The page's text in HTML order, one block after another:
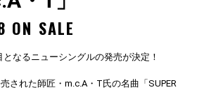
SALE
となるニューシングルの発売が決定！
された師匠・m.c.A・T氏の名曲「SUPER